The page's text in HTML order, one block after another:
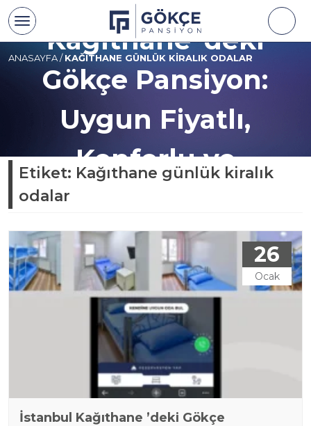
ANASAYFA/KAĞITHANE GÜNLÜK KIRALIK ODALAR
Kağıthane ’deki
Gökçe Pansiyon:
Uygun Fiyatlı,
Konforlu ve
Hijyenik Otel
Etiket: Kağıthane günlük kiralık
odalar
26
Ocak
İstanbul Kağıthane ’deki Gökçe